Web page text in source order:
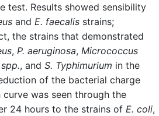
test. Results showed sensibility
and E. faecalis strains;
the strains that demonstrated
, P. aeruginosa, Micrococcus
, and S. Typhimurium in the
of the bacterial charge
was seen through the
24 hours to the strains of E. coli,